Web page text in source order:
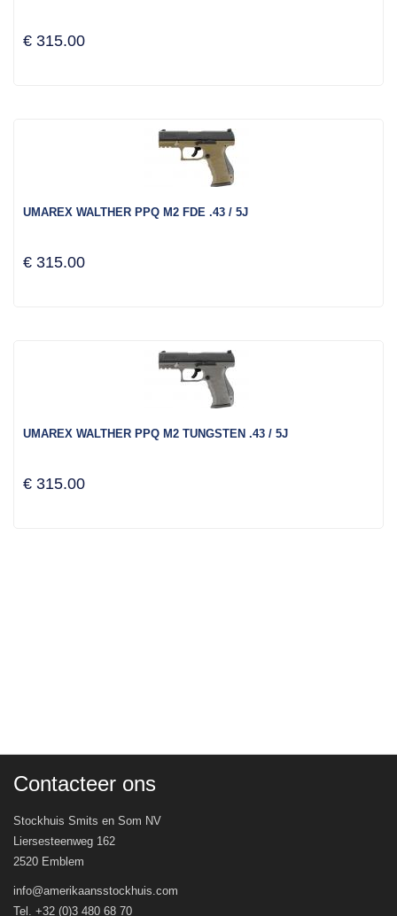
€ 315.00
UMAREX WALTHER PPQ M2 FDE .43 / 5J
€ 315.00
UMAREX WALTHER PPQ M2 TUNGSTEN .43 / 5J
€ 315.00
Contacteer ons
Stockhuis Smits en Som NV
Liersesteenweg 162
2520 Emblem
info@amerikaansstockhuis.com
Tel. +32 (0)3 480 68 70